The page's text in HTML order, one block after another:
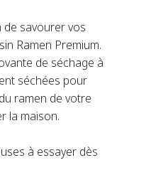
de savourer vos
Ramen Premium.
de séchage à
séchées pour
ramen de votre
la maison.
à essayer dès